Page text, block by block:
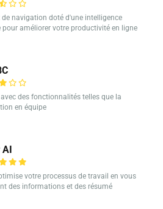
navigation doté d'une intelligence
pour améliorer votre productivité en ligne
des fonctionnalités telles que la
en équipe
AI
votre processus de travail en vous
des informations et des résumé